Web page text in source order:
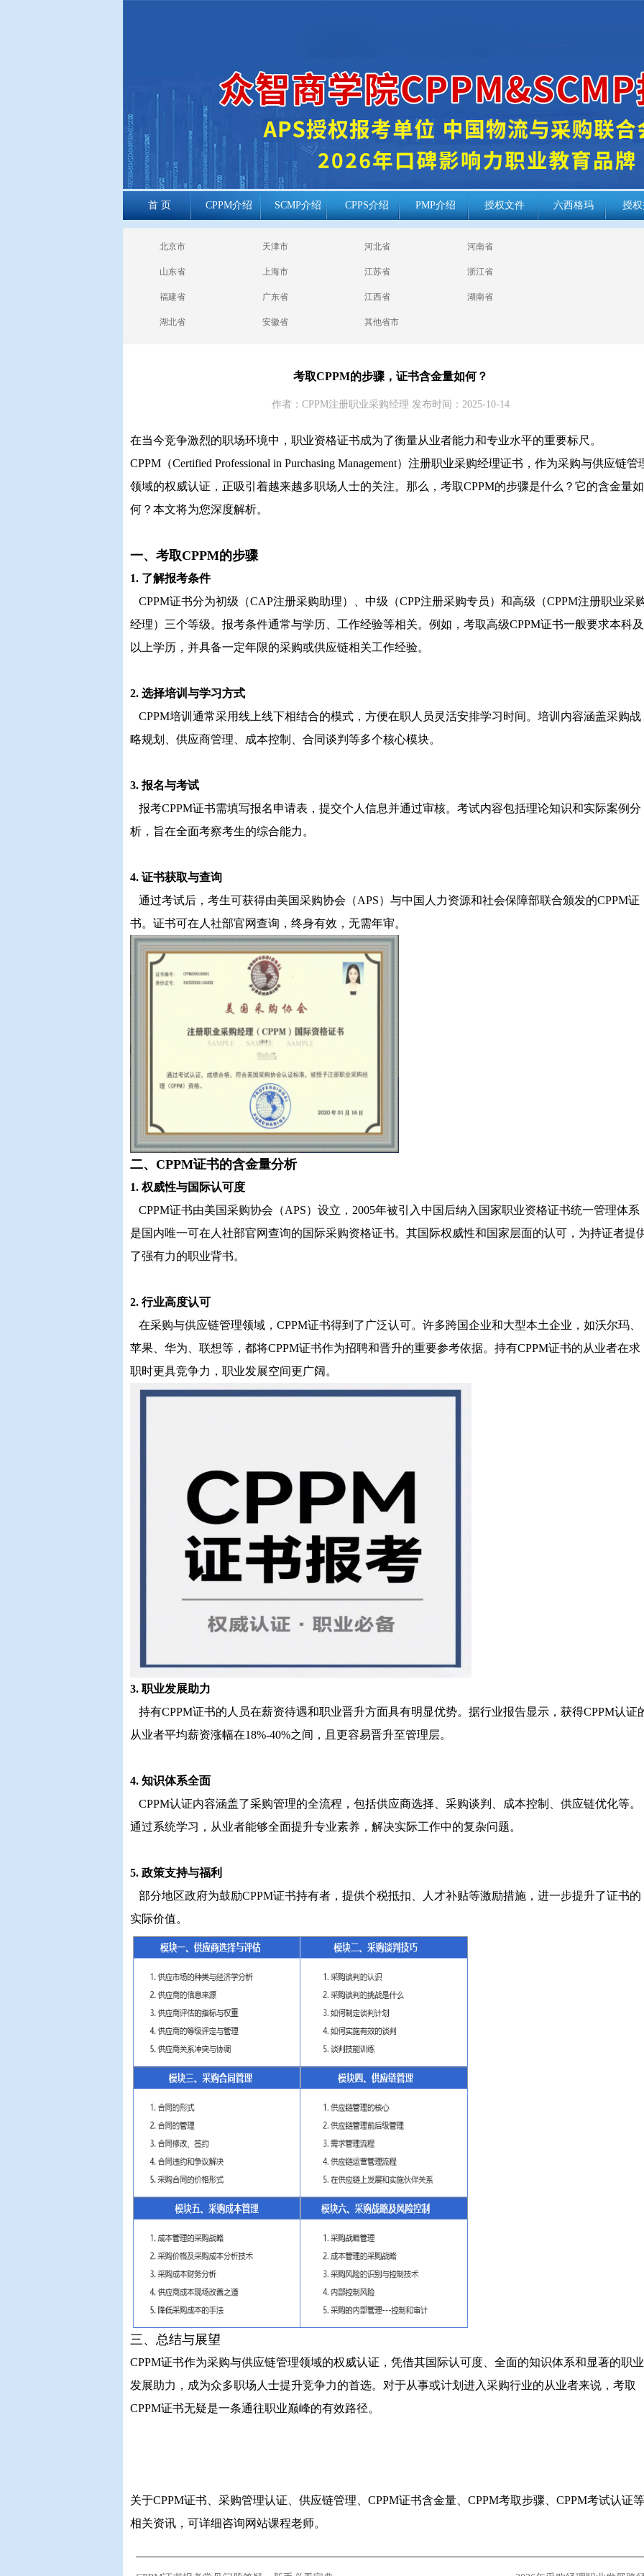
首 页 CPPM介绍 SCMP介绍 CPPS介绍 PMP介绍 授权文件 六西格玛 授
cppm报考常见
问题
北京市 天津市 河北省 河南省
山东省 上海市 江苏省 浙江省
福建省 广东省 江西省 湖南省
湖北省 安徽省 其他省市
考取CPPM的步骤，证书含金量如何？
作者：CPPM注册职业采购经理 发布时间：2025-10-14
在当今竞争激烈的职场环境中，职业资格证书成为了衡量从业者能力和专业水平的重要标尺。
CPPM（Certified Professional in Purchasing Management）注册职业采购经理证书，作为采购与供应链管
领域的权威认证，正吸引着越来越多职场人士的关注。那么，考取CPPM的步骤是什么？它的含金量如
何？本文将为您深度解析。
一、考取CPPM的步骤
1. 了解报考条件
CPPM证书分为初级（CAP注册采购助理）、中级（CPP注册采购专员）和高级（CPPM注册职业采
经理）三个等级。报考条件通常与学历、工作经验等相关。例如，考取高级CPPM证书一般要求本科及
以上学历，并具备一定年限的采购或供应链相关工作经验。
2. 选择培训与学习方式
CPPM培训通常采用线上线下相结合的模式，方便在职人员灵活安排学习时间。培训内容涵盖采购战
略规划、供应商管理、成本控制、合同谈判等多个核心模块。
3. 报名与考试
报考CPPM证书需填写报名申请表，提交个人信息并通过审核。考试内容包括理论知识和实际案例分
析，旨在全面考察考生的综合能力。
4. 证书获取与查询
通过考试后，考生可获得由美国采购协会（APS）与中国人力资源和社会保障部联合颁发的CPPM证
书。证书可在人社部官网查询，终身有效，无需年审。
二、CPPM证书的含金量分析
1. 权威性与国际认可度
CPPM证书由美国采购协会（APS）设立，2005年被引入中国后纳入国家职业资格证书统一管理体系
是国内唯一可在人社部官网查询的国际采购资格证书。其国际权威性和国家层面的认可，为持证者提
了强有力的职业背书。
2. 行业高度认可
在采购与供应链管理领域，CPPM证书得到了广泛认可。许多跨国企业和大型本土企业，如沃尔玛、
苹果、华为、联想等，都将CPPM证书作为招聘和晋升的重要参考依据。持有CPPM证书的从业者在求
职时更具竞争力，职业发展空间更广阔。
3. 职业发展助力
持有CPPM证书的人员在薪资待遇和职业晋升方面具有明显优势。据行业报告显示，获得CPPM认证
从业者平均薪资涨幅在18%-40%之间，且更容易晋升至管理层。
4. 知识体系全面
CPPM认证内容涵盖了采购管理的全流程，包括供应商选择、采购谈判、成本控制、供应链优化等。
通过系统学习，从业者能够全面提升专业素养，解决实际工作中的复杂问题。
5. 政策支持与福利
部分地区政府为鼓励CPPM证书持有者，提供个税抵扣、人才补贴等激励措施，进一步提升了证书的
实际价值。
三、总结与展望
CPPM证书作为采购与供应链管理领域的权威认证，凭借其国际认可度、全面的知识体系和显著的职业
发展助力，成为众多职场人士提升竞争力的首选。对于从事或计划进入采购行业的从业者来说，考取
CPPM证书无疑是一条通往职业巅峰的有效路径。
关于CPPM证书、采购管理认证、供应链管理、CPPM证书含金量、CPPM考取步骤、CPPM考试认证等
相关资讯，可详细咨询网站课程老师。